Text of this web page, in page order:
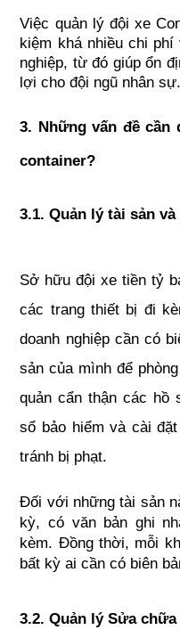
Việc quản lý đội xe
kiệm khá nhiều chi
nghiệp, từ đó giúp ổn
lợi cho đội ngũ nhân sự.
3. Những vấn đề cần
container?
3.1. Quản lý tài sản
Sở hữu đội xe tiền tỷ
các trang thiết bị đi
doanh nghiệp cần có
sản của mình để
quản cẩn thận các hồ
sổ bảo hiểm và cài
tránh bị phạt.
Đối với những tài sản
kỳ, có văn bản ghi
kèm. Đồng thời, mỗi
bất kỳ ai cần có biên
3.2. Quản lý Sửa chữa